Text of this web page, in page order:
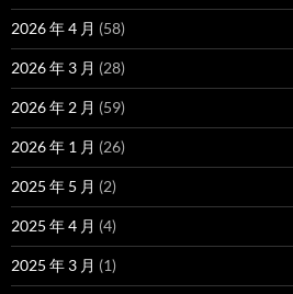
2026 年 4 月 (58)
2026 年 3 月 (28)
2026 年 2 月 (59)
2026 年 1 月 (26)
2025 年 5 月 (2)
2025 年 4 月 (4)
2025 年 3 月 (1)